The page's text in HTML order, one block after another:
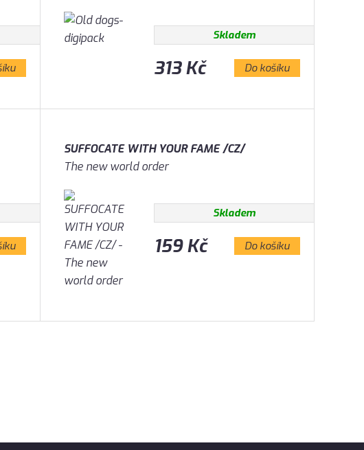
Skladem
313 Kč Do košíku
SUFFOCATE WITH YOUR FAME /CZ/
The new world order
Skladem
159 Kč Do košíku